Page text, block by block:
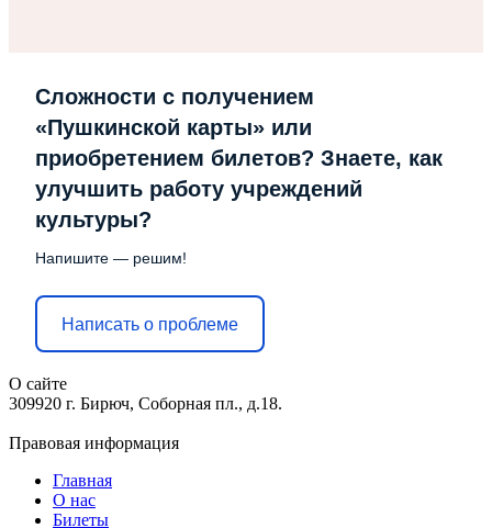
Сложности с получением
«Пушкинской карты» или
приобретением билетов? Знаете, как
улучшить работу учреждений
культуры?
Напишите — решим!
Написать о проблеме
О сайте
309920 г. Бирюч, Соборная пл., д.18.
Правовая информация
Главная
О нас
Билеты